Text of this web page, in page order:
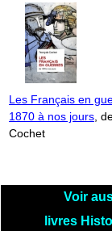
Les Français en
1870 à nos jours,
Cochet
Voir
livres